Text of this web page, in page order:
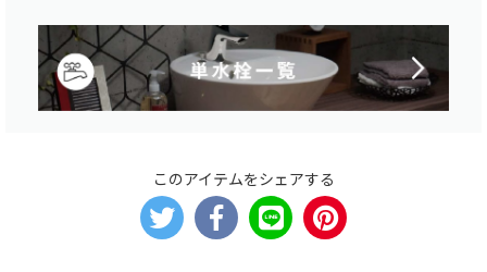
このアイテムをシェアする